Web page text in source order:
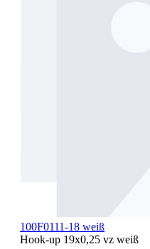
100F0111-18 weiß
Hook-up 19x0,25 vz weiß